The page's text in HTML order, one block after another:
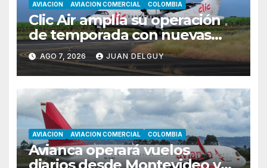
AVIACION AVIACION COMERCIAL COLOMBIA
Clic Air amplía su operación
de temporada con nuevas
rutas hacia Cartagena y Tolú
AGO 7, 2026 JUAN DELGUY
AVIACION AVIACION COMERCIAL COLOMBIA
Avianca operará vuelos
diarios desde Montevideo y